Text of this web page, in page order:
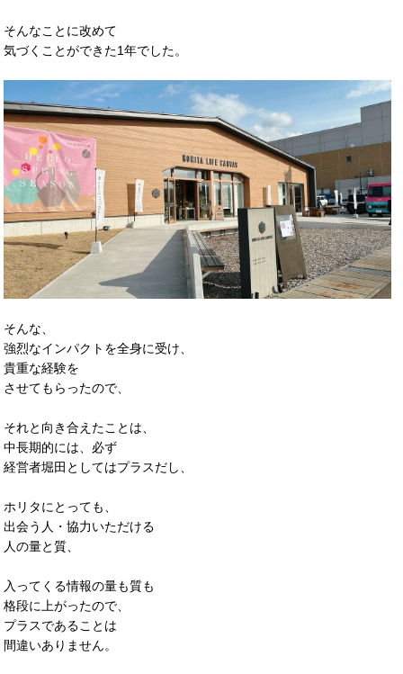
そんなことに改めて
気づくことができた1年でした。
そんな、
強烈なインパクトを全身に受け、
貴重な経験を
させてもらったので、
それと向き合えたことは、
中長期的には、必ず
経営者堀田としてはプラスだし、
ホリタにとっても、
出会う人・協力いただける
人の量と質、
入ってくる情報の量も質も
格段に上がったので、
プラスであることは
間違いありません。